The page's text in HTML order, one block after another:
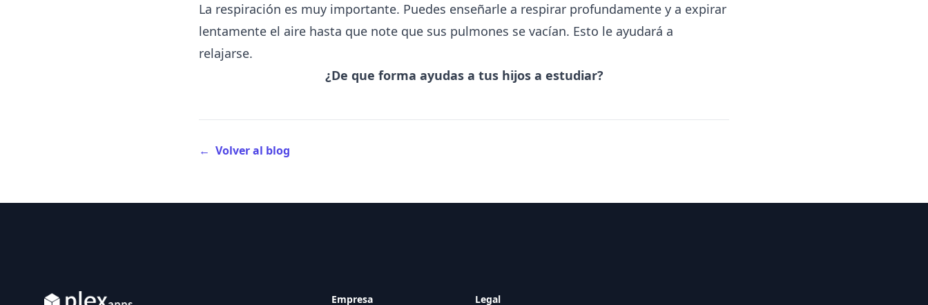
La respiración es muy importante. Puedes enseñarle a respirar profundamente y a expirar
lentamente el aire hasta que note que sus pulmones se vacían. Esto le ayudará a
relajarse.
¿De que forma ayudas a tus hijos a estudiar?
← Volver al blog
Empresa Legal